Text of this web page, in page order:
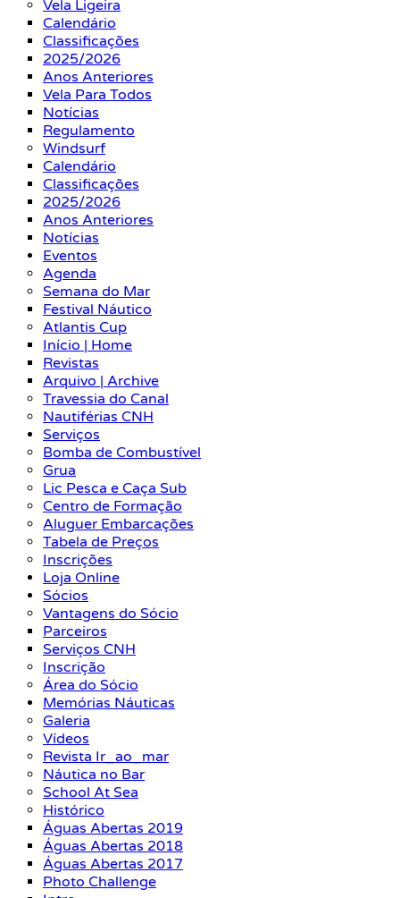
Vela Ligeira
Calendário
Classificações
2025/2026
Anos Anteriores
Vela Para Todos
Notícias
Regulamento
Windsurf
Calendário
Classificações
2025/2026
Anos Anteriores
Notícias
Eventos
Agenda
Semana do Mar
Festival Náutico
Atlantis Cup
Início | Home
Revistas
Arquivo | Archive
Travessia do Canal
Nautiférias CNH
Serviços
Bomba de Combustível
Grua
Lic Pesca e Caça Sub
Centro de Formação
Aluguer Embarcações
Tabela de Preços
Inscrições
Loja Online
Sócios
Vantagens do Sócio
Parceiros
Serviços CNH
Inscrição
Área do Sócio
Memórias Náuticas
Galeria
Vídeos
Revista Ir_ao_mar
Náutica no Bar
School At Sea
Histórico
Águas Abertas 2019
Águas Abertas 2018
Águas Abertas 2017
Photo Challenge